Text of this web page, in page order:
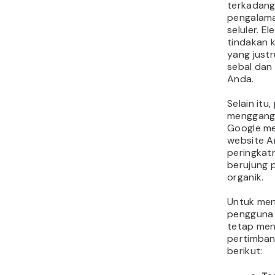
seluler.
tindakan
yang
sebal
Anda.
Selain
Google
website
berujung
organik.
Untuk
tetap
berikut: